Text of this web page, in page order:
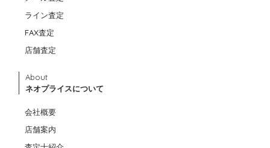
ライン査定
FAX査定
店舗査定
About
ネオプライスについて
会社概要
店舗案内